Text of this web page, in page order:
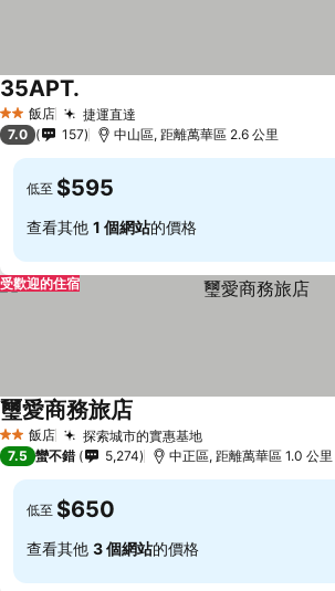
2 星級飯店 捷運直達
35APT.
7.0 157 中山區, 距離萬華區 2.6 公里
低至 $595
查看其他 1 個網站的價格
受歡迎的住宿
2 星級飯店 探索城市的實惠基地
璽愛商務旅店
7.5 蠻不錯 5,274 中正區, 距離萬華區 1.0 公里
低至 $650
查看其他 3 個網站的價格